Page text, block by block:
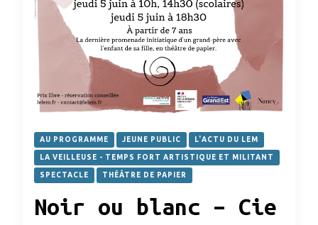
AU PROGRAMME JEUNE PUBLIC L'ACTU DU LEM
LA VEILLEUSE - TEMPS FORT ARTISTIQUE ET MILITANT
SPECTACLE THÉÂTRE DE PAPIER
Noir ou blanc – Cie